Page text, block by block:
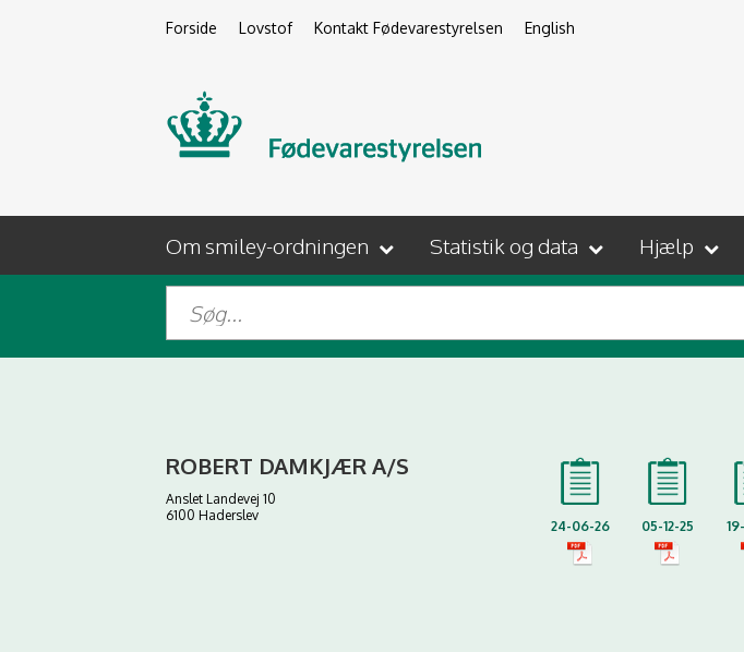
Forside Lovstof Kontakt Fødevarestyrelsen English
Om smiley-ordningen Statistik og data Hjælp
ROBERT DAMKJÆR A/S
Anslet Landevej 10
6100 Haderslev
24-06-26 05-12-25